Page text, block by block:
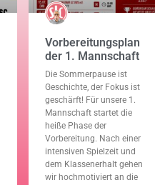
Vorbereitungsplan
der 1. Mannschaft
Die Sommerpause ist
Geschichte, der Fokus ist
geschärft! Für unsere 1.
Mannschaft startet die
heiße Phase der
Vorbereitung. Nach einer
intensiven Spielzeit und
dem Klassenerhalt gehen
wir hochmotiviert an die